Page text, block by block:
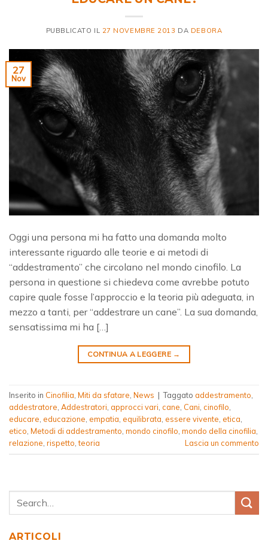
PUBBLICATO IL 27 NOVEMBRE 2013 DA DEBORA
27
Nov
Oggi una persona mi ha fatto una domanda molto
interessante riguardo alle teorie e ai metodi di
“addestramento” che circolano nel mondo cinofilo. La
persona in questione si chiedeva come avrebbe potuto
capire quale fosse l’approccio e la teoria più adeguata, in
mezzo a tanti, per “addestrare un cane”. La sua domanda,
sensatissima mi ha […]
CONTINUA A LEGGERE →
Inserito in Cinofilia, Miti da sfatare, News | Taggato addestramento,
addestratore, Addestratori, approcci vari, cane, Cani, cinofilo,
educare, educazione, empatia, equilibrata, essere vivente, etica,
etico, Metodi di addestramento, mondo cinofilo, mondo della cinofilia,
relazione, rispetto,teoria Lascia un commento
ARTICOLI